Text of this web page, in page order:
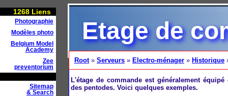
1268 Liens
Photographie
Modèles photo
Belgium Model
Academy
Zee
preventorium
Sitemap
& Search
Etage de
Root» Serveurs » Electro-ménager » Historique
L'étage de commande est généralement
des pentodes. Voici quelques exemples.